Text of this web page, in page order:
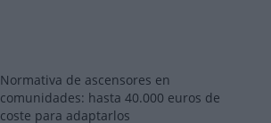
Normativa de ascensores en
comunidades: hasta 40.000 euros de
coste para adaptarlos